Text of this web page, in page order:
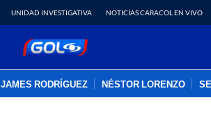
UNIDAD INVESTIGATIVA NOTICIAS CARACOL EN VIVO
JAMES RODRÍGUEZ NÉSTOR LORENZO